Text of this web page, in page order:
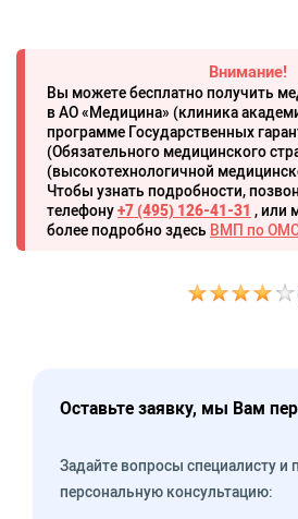
Внимание!
Вы можете бесплатно получить
в АО «Медицина» (клиника
программе Государственных
(Обязательного медицинского
(высокотехнологичной
Чтобы узнать подробности,
телефону+7 (495) 126-41-31 , или
более подробно здесь ВМП по
Оставьте заявку, мы Вам
Задайте вопросы специалисту и
персональную консультацию: